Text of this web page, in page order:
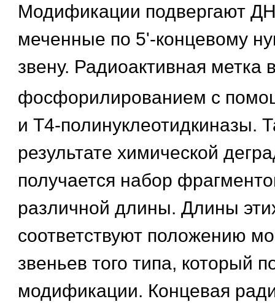
Модификации подвергают
меченные по 5'-концевому
звену. Радиоактивная метка
фосфорилированием с
и Т4-полинуклеотидкиназы.
результате химической
получается набор
различной длины. Длины
соответствуют положению
звеньев того типа, который
модификации. Концевая